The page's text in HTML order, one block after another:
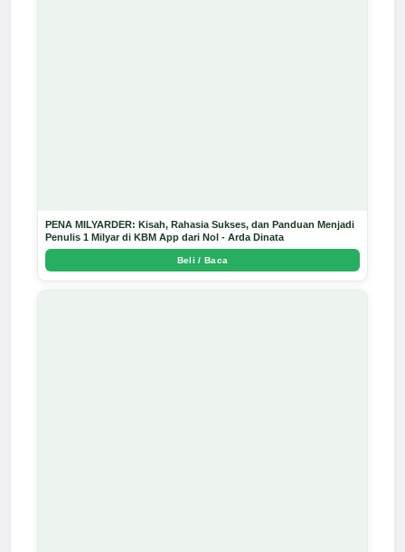
PENA MILYARDER: Kisah, Rahasia Sukses, dan Panduan Menjadi
Penulis 1 Milyar di KBM App dari Nol - Arda Dinata
Beli / Baca